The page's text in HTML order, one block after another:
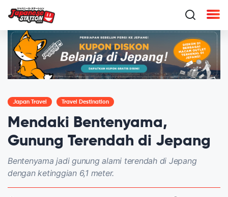
Japan Travel Travel Destination
Mendaki Bentenyama,
Gunung Terendah di Jepang
Bentenyama jadi gunung alami terendah di Jepang
dengan ketinggian 6,1 meter.